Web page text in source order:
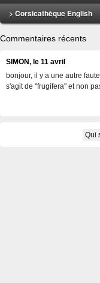
> Corsicathèque English
Commentaires récents
SIMON, le 11 avril
bonjour, il y a une autre
s'agit de "frugifera" et non
Qui